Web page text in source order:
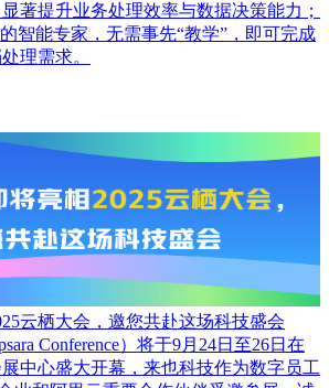
著提升业务处理效率与数据决策能力；
智能专家，无需事先“教学”，即可完成
理需求。
云栖大会，邀您共赴这场科技盛会
Conference）将于9月24日至26日在
中心盛大开幕，来也科技作为数字员工